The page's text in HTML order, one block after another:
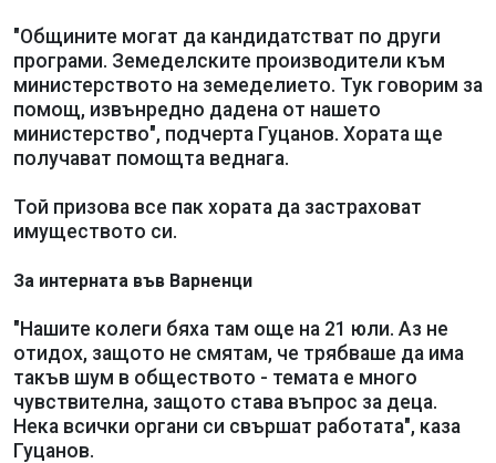
"Общините могат да кандидатстват по други
програми. Земеделските производители към
министерството на земеделието. Тук говорим за
помощ, извънредно дадена от нашето
министерство", подчерта Гуцанов. Хората ще
получават помощта веднага.
Той призова все пак хората да застраховат
имуществото си.
За интерната във Варненци
"Нашите колеги бяха там още на 21 юли. Аз не
отидох, защото не смятам, че трябваше да има
такъв шум в обществото - темата е много
чувствителна, защото става въпрос за деца.
Нека всички органи си свършат работата", каза
Гуцанов.